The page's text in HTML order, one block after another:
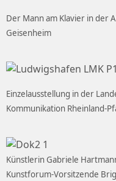
Der Mann am Klavier in der
Geisenheim
Einzelausstellung in der
Kommunikation Rheinland-
Künstlerin Gabriele
Kunstforum-Vorsitzende